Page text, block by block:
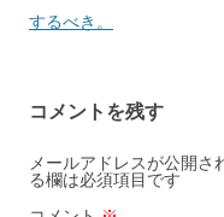
ビ
シ
ョ
ン
するべき。
コメントを残す
メールアドレスが公開さ
る欄は必須項目です